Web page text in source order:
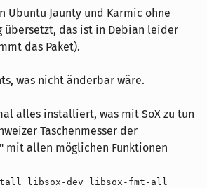
Ubuntu Jaunty und Karmic ohne
übersetzt, das ist in Debian leider
das Paket).
was nicht änderbar wäre.
alles installiert, was mit SoX zu tun
Taschenmesser der
mit allen möglichen Funktionen
libsox-dev libsox-fmt-all